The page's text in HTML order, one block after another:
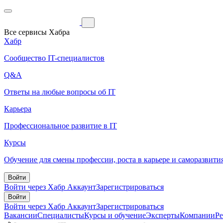
Все сервисы Хабра
Хабр
Сообщество IT-специалистов
Q&A
Ответы на любые вопросы об IT
Карьера
Профессиональное развитие в IT
Курсы
Обучение для смены профессии, роста в карьере и
Войти
Войти через Хабр АккаунтЗарегистрироваться
Войти
Войти через Хабр АккаунтЗарегистрироваться
ВакансииСпециалистыКурсы и обучениеЭкспертыКомпании